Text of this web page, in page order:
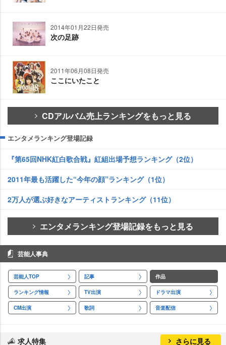
2014年01月22日発売
次の足跡
2011年06月08日発売
ここにいたこと
CDアルバム売上ランキングをもっと見る
エンタメランキング登場記録
『第65回NHK紅白歌合戦』紅組出場予想ランキング（2位）
2011年最も活躍した“今年の顔”ランキング（1位）
2万人が選ぶ好きなアーティストランキング（11位）
エンタメランキング登場記録をもっと見る
芸能人事典
芸能人TOP 記事 作品
ランキング情報 TV出演 ドラマ出演
CM出演 歌詞 音楽配信
求人特集 さらに見る